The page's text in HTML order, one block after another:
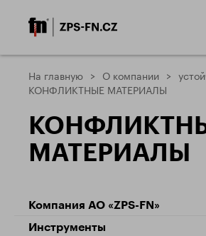
На главную О компании
КОНФЛИКТНЫЕ МАТЕРИАЛЫ
МАТЕРИАЛЫ
Компания АО «ZPS-FN»
Инструменты